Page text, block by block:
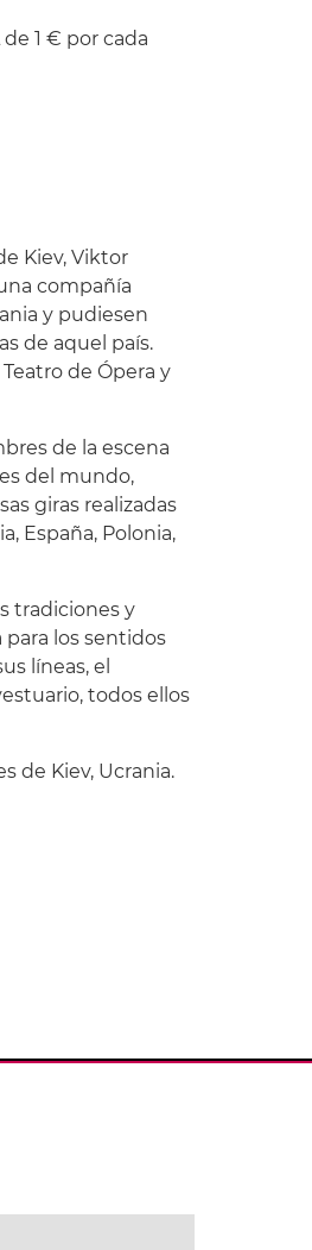
1 € por cada
Kiev, Viktor
compañía
y pudiesen
de aquel país.
de Ópera y
de la escena
del mundo,
giras realizadas
España, Polonia,
tradiciones y
los sentidos
líneas, el
todos ellos
de Kiev, Ucrania.